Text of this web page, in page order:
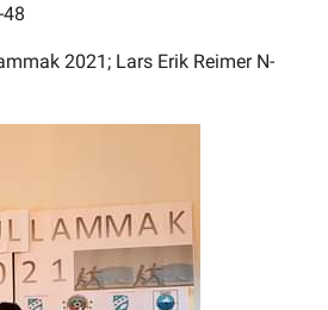
2021; Lars Erik Reimer N-